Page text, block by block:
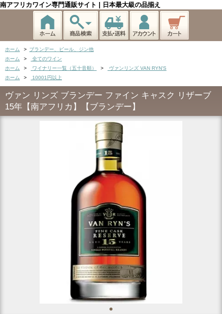
南アフリカワイン専門通販サイト | 日本最大級の品揃え
ホーム > ブランデー、ビール、ジン他
ホーム
>
全てのワイン
ホーム
> ワイナリー一覧（五十音順） >
ヴァンリンズ VAN RYN'S
ホーム
> 10001円以上
ヴァン リンズ ブランデー ファイン キャスク リザーブ
15年【南アフリカ】【ブランデー】